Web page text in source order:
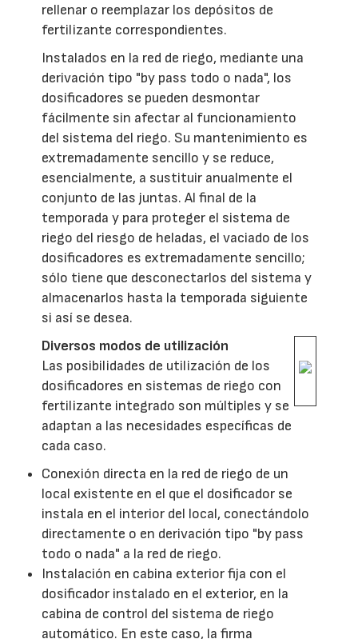
rellenar o reemplazar los depósitos de
fertilizante correspondientes.
Instalados en la red de riego, mediante una
derivación tipo "by pass todo o nada", los
dosificadores se pueden desmontar
fácilmente sin afectar al funcionamiento
del sistema del riego. Su mantenimiento es
extremadamente sencillo y se reduce,
esencialmente, a sustituir anualmente el
conjunto de las juntas. Al final de la
temporada y para proteger el sistema de
riego del riesgo de heladas, el vaciado de los
dosificadores es extremadamente sencillo;
sólo tiene que desconectarlos del sistema y
almacenarlos hasta la temporada siguiente
si así se desea.
Diversos modos de utilización
Las posibilidades de utilización de los
dosificadores en sistemas de riego con
fertilizante integrado son múltiples y se
adaptan a las necesidades específicas de
cada caso.
Conexión directa en la red de riego de un
local existente en el que el dosificador se
instala en el interior del local, conectándolo
directamente o en derivación tipo "by pass
todo o nada" a la red de riego.
Instalación en cabina exterior fija con el
dosificador instalado en el exterior, en la
cabina de control del sistema de riego
automático. En este caso, la firma